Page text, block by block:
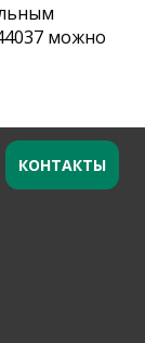
можно
КОНТАКТЫ